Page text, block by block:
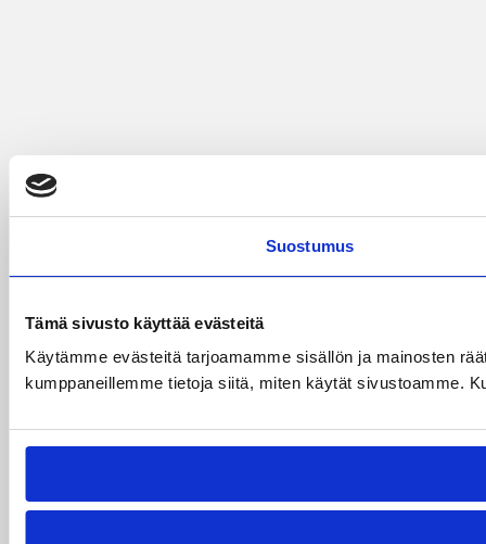
Suostumus
Tämä sivusto käyttää evästeitä
Käytämme evästeitä tarjoamamme sisällön ja mainosten
kumppaneillemme tietoja siitä, miten käytät sivustoamme.